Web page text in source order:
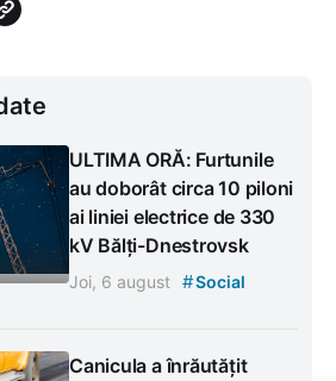
ULTIMA ORĂ: Furtunile
au doborât circa 10 piloni
ai liniei electrice de 330
kV Bălți-Dnestrovsk
Joi, 6 august #Social
Canicula a înrăutățit